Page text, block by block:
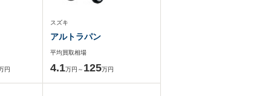
円
スズキ
アルトラパン
平均買取相場
4.1万円～ 125万円